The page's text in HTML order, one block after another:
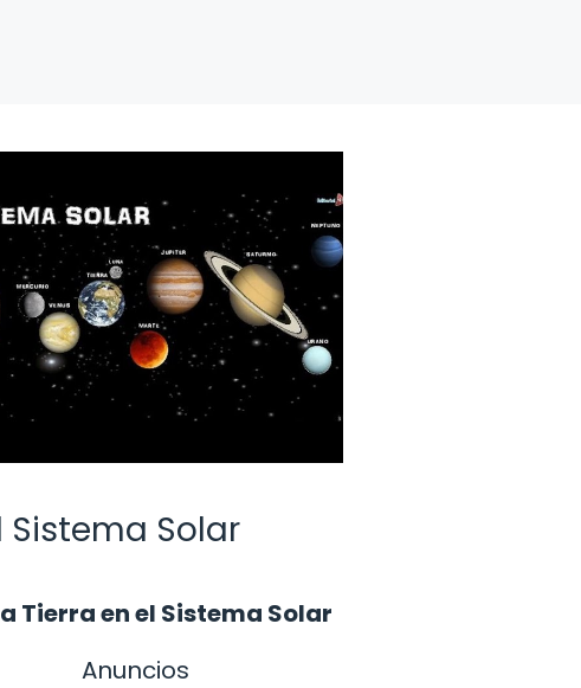
Sistema Solar
Tierra en el Sistema Solar
Anuncios